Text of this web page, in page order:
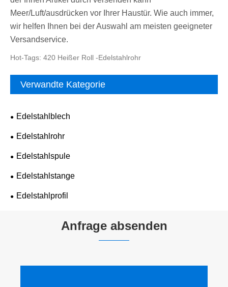
Meer/Luft/ausdrücken vor Ihrer Haustür. Wie auch immer,
wir helfen Ihnen bei der Auswahl am meisten geeigneter
Versandservice.
Hot-Tags: 420 Heißer Roll -Edelstahlrohr
Verwandte Kategorie
Edelstahlblech
Edelstahlrohr
Edelstahlspule
Edelstahlstange
Edelstahlprofil
Anfrage absenden